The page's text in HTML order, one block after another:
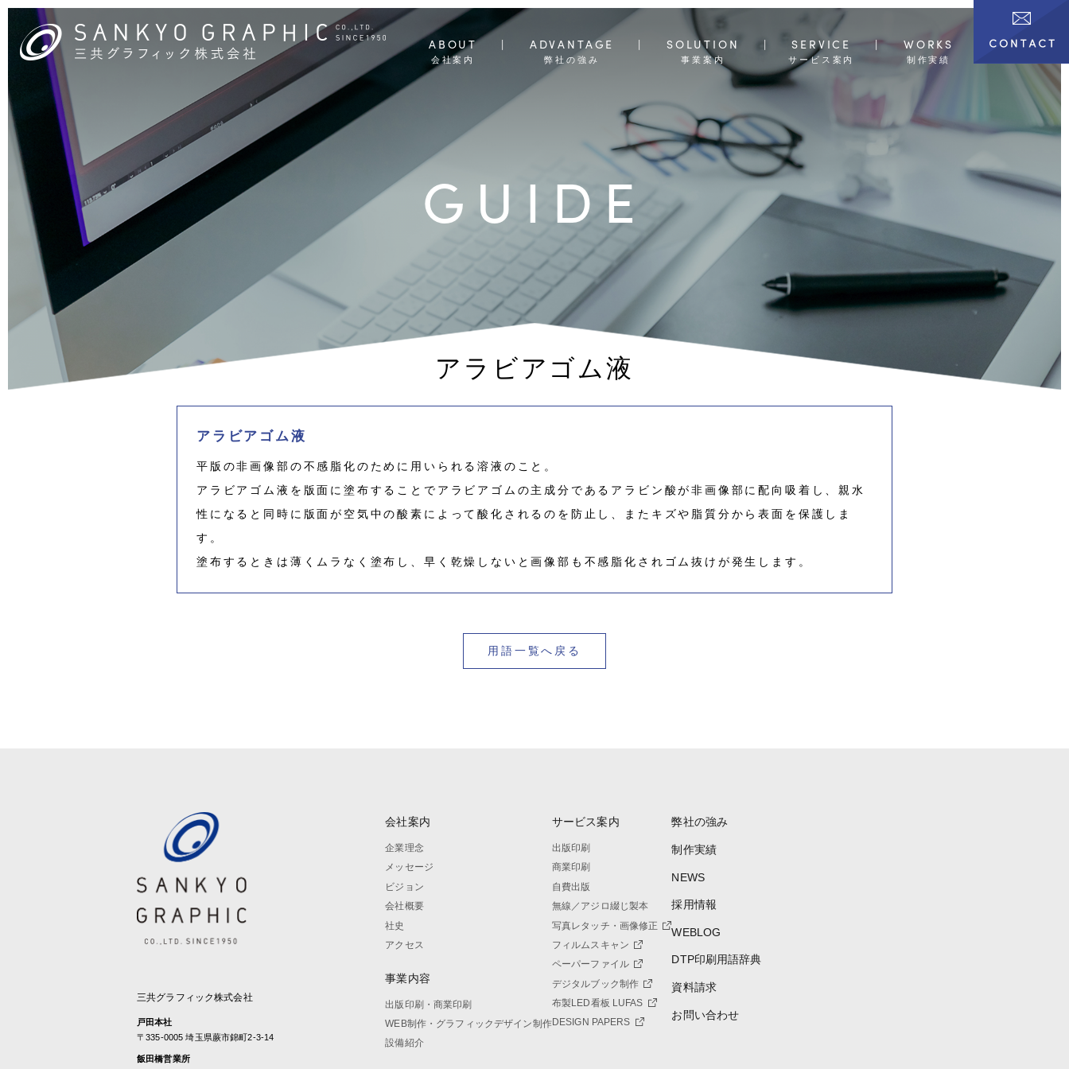
ABOUT
会社案内
ADVANTAGE
弊社の強み
SOLUTION
事業案内
SERVICE
サービス案内
WORKS
制作実績
GUIDE
アラビアゴム液
アラビアゴム液
平版の非画像部の不感脂化のために用いられる溶液のこと。
アラビアゴム液を版面に塗布することでアラビアゴムの主成分であるアラビン酸が非画像部に配向吸着し、親水
性になると同時に版面が空気中の酸素によって酸化されるのを防止し、またキズや脂質分から表面を保護しま
す。
塗布するときは薄くムラなく塗布し、早く乾燥しないと画像部も不感脂化されゴム抜けが発生します。
用語一覧へ戻る
三共グラフィック株式会社
戸田本社
〒335-0005 埼玉県蕨市錦町2-3-14
飯田橋営業所
会社案内
企業理念
メッセージ
ビジョン
会社概要
社史
アクセス
事業内容
出版印刷・商業印刷
WEB制作・グラフィックデザイン制作
設備紹介
サービス案内
出版印刷
商業印刷
自費出版
無線／アジロ綴じ製本
写真レタッチ・画像修正
フィルムスキャン
ペーパーファイル
デジタルブック制作
布製LED看板 LUFAS
DESIGN PAPERS
弊社の強み
制作実績
NEWS
採用情報
WEBLOG
DTP印刷用語辞典
資料請求
お問い合わせ